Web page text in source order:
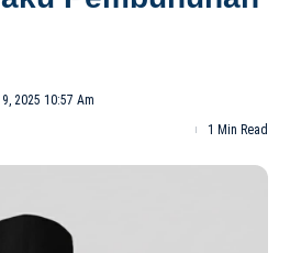
2025 10:57 Am
1 Min Read